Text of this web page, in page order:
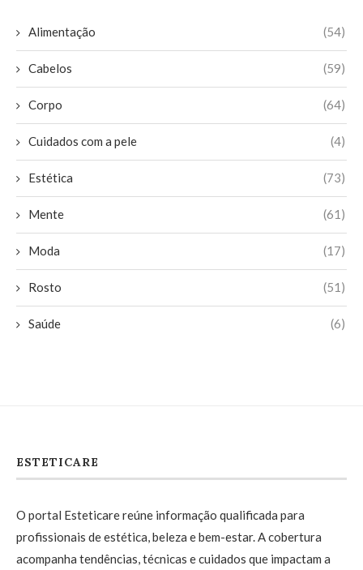
Alimentação (54)
Cabelos (59)
Corpo (64)
Cuidados com a pele (4)
Estética (73)
Mente (61)
Moda (17)
Rosto (51)
Saúde (6)
ESTETICARE
O portal Esteticare reúne informação qualificada para
profissionais de estética, beleza e bem-estar. A cobertura
acompanha tendências, técnicas e cuidados que impactam a